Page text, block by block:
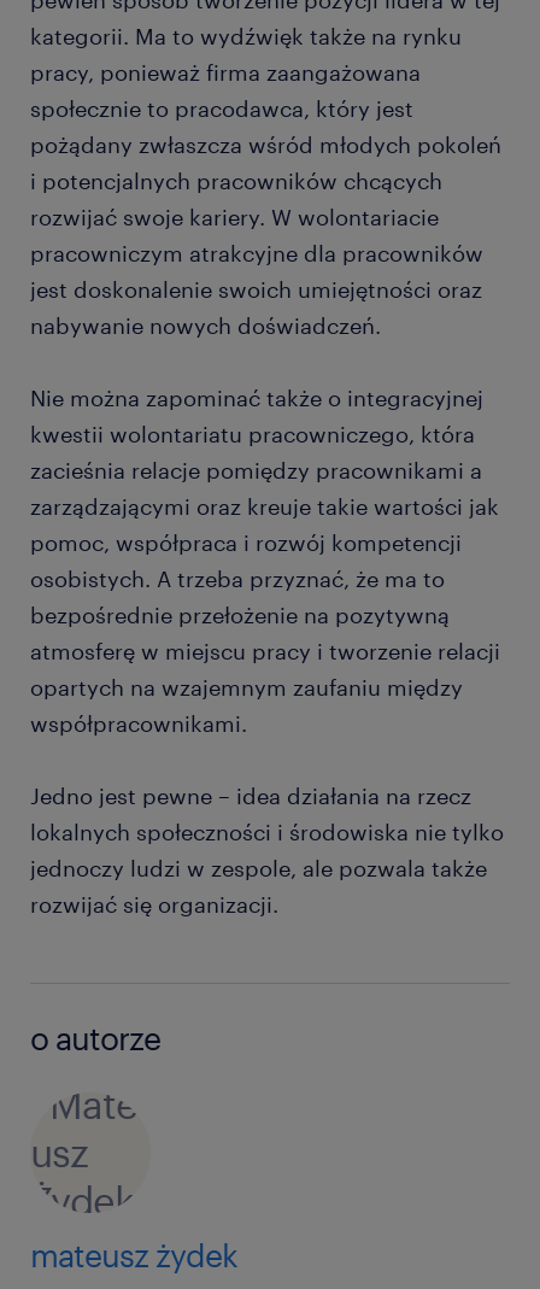
kategorii. Ma to wydźwięk także na rynku
pracy, ponieważ firma zaangażowana
społecznie to pracodawca, który jest
pożądany zwłaszcza wśród młodych pokoleń
i potencjalnych pracowników chcących
rozwijać swoje kariery. W wolontariacie
pracowniczym atrakcyjne dla pracowników
jest doskonalenie swoich umiejętności oraz
nabywanie nowych doświadczeń.
Nie można zapominać także o integracyjnej
kwestii wolontariatu pracowniczego, która
zacieśnia relacje pomiędzy pracownikami a
zarządzającymi oraz kreuje takie wartości jak
pomoc, współpraca i rozwój kompetencji
osobistych. A trzeba przyznać, że ma to
bezpośrednie przełożenie na pozytywną
atmosferę w miejscu pracy i tworzenie relacji
opartych na wzajemnym zaufaniu między
współpracownikami.
Jedno jest pewne – idea działania na rzecz
lokalnych społeczności i środowiska nie tylko
jednoczy ludzi w zespole, ale pozwala także
rozwijać się organizacji.
o autorze
mateusz żydek